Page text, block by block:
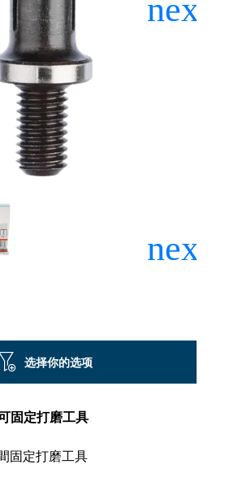
固定打磨工具
固定打磨工具
选择你的选项